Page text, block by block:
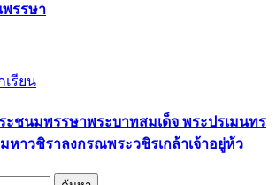
พรรษา
เรียน
ะชนมพรรษาพระบาทสมเด็จ พระปรเมนทร
หาวชิราลงกรณพระวชิรเกล้าเจ้าอยู่ห้ว